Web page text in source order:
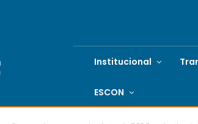
Institucional
ESCON